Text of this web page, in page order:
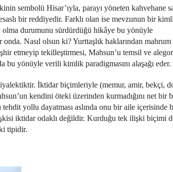
sembolü Hisar’ıyla, parayı yöneten kahvehane
bir reddiyedir. Farklı olan ise mevzunun bir
olma durumunu sürdürdüğü hikâye bu yönüyle
Nasıl olsun ki? Yurttaşlık haklarından
etmeyip tekilleştirmesi, Mahsun’u temsil ve
bu yönüyle verili kimlik paradigmasını alaşağı eder.
İktidar biçimleriyle (memur, amir, bekçi,
kendini öteki üzerinden kurmadığını net bir
tehdit yollu dayatması aslında onu bir aile içerisinde
iktidar odaklı değildir. Kurduğu tek ilişki biçimi
tipidir.